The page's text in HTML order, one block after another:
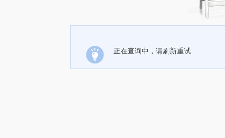
正在查询中，请刷新重试